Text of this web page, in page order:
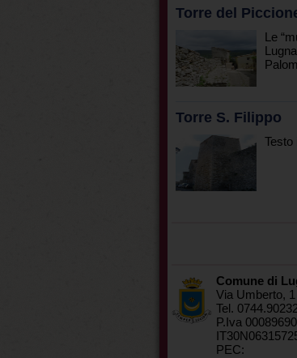
Torre del
Le
Torre S. Filippo
Testo
Comune di
Via Umberto,
Tel.
P.Iva
PEC: